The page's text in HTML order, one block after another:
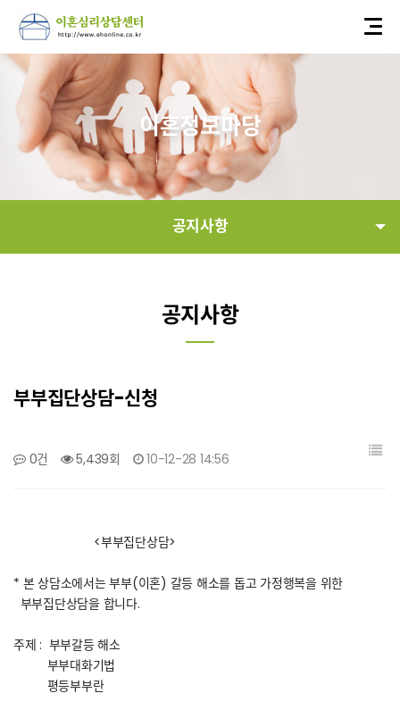
이혼정보마당
공지사항
자유게시판
공지사항
부부집단상담-신청
0건 5,439회 10-12-28 14:56
<부부집단상담>
* 본 상담소에서는 부부(이혼) 갈등 해소를 돕고 가정행복을 위한
부부집단상담을 합니다.
주제 : 부부갈등 해소
부부대화기법
평등부부란